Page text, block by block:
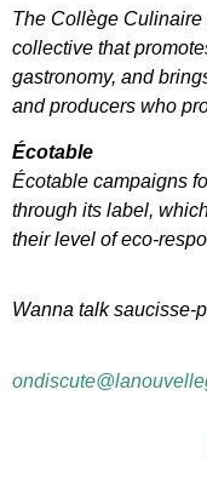
The Collège
collective that
gastronomy, and
and producers who
Écotable
Écotable campaigns
through its label,
their level of eco-
Wanna talk saucisse-